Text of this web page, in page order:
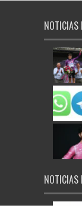
NOTICIAS
NOTICIAS